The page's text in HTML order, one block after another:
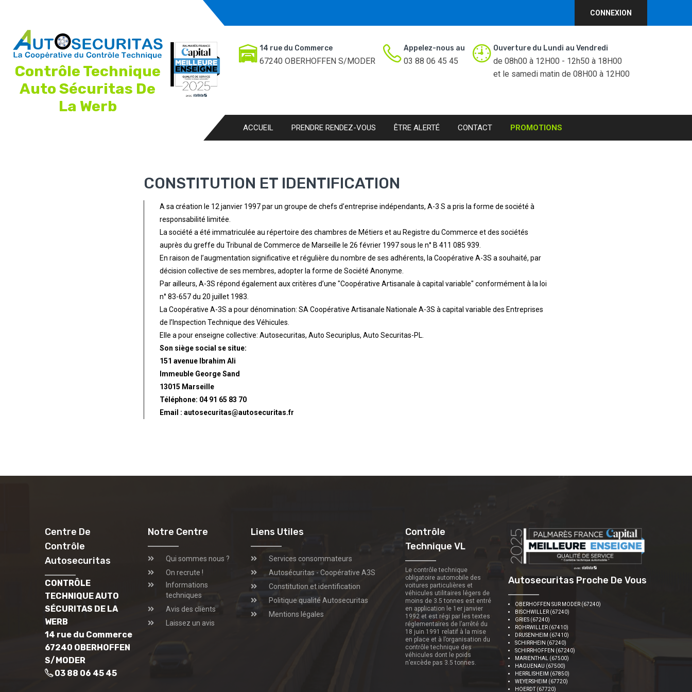
CONNEXION
Contrôle Technique
Auto Sécuritas De
La Werb
14 rue du Commerce
67240 OBERHOFFEN S/MODER
Appelez-nous au
03 88 06 45 45
Ouverture du Lundi au Vendredi
de 08h00 à 12H00 - 12h50 à 18H00
et le samedi matin de 08H00 à 12H00
ACCUEIL PRENDRE RENDEZ-VOUS ÊTRE ALERTÉ CONTACT PROMOTIONS
CONSTITUTION ET IDENTIFICATION
A sa création le 12 janvier 1997 par un groupe de chefs d’entreprise indépendants, A-3 S a pris la forme de société à
responsabilité limitée.
La société a été immatriculée au répertoire des chambres de Métiers et au Registre du Commerce et des sociétés
auprès du greffe du Tribunal de Commerce de Marseille le 26 février 1997 sous le n° B 411 085 939.
En raison de l’augmentation significative et régulière du nombre de ses adhérents, la Coopérative A-3S a souhaité, par
décision collective de ses membres, adopter la forme de Société Anonyme.
Par ailleurs, A-3S répond également aux critères d’une "Coopérative Artisanale à capital variable" conformément à la loi
n° 83-657 du 20 juillet 1983.
La Coopérative A-3S a pour dénomination: SA Coopérative Artisanale Nationale A-3S à capital variable des Entreprises
de l’Inspection Technique des Véhicules.
Elle a pour enseigne collective: Autosecuritas, Auto Securiplus, Auto Securitas-PL.
Son siège social se situe:
151 avenue Ibrahim Ali
Immeuble George Sand
13015 Marseille
Téléphone: 04 91 65 83 70
Email : autosecuritas@autosecuritas.fr
Centre De
Contrôle
Autosecuritas
CONTRÔLE
TECHNIQUE AUTO
SÉCURITAS DE LA
WERB
14 rue du Commerce
67240 OBERHOFFEN
S/MODER
03 88 06 45 45
Notre Centre
Qui sommes nous ?
On recrute !
Informations
techniques
Avis des clients
Laissez un avis
Liens Utiles
Services consommateurs
Autosécuritas - Coopérative A3S
Constitution et identification
Politique qualité Autosecuritas
Mentions légales
Contrôle
Technique VL
Le contrôle technique
obligatoire automobile des
voitures particulières et
véhicules utilitaires légers de
moins de 3.5 tonnes est entré
en application le 1er janvier
1992 et est régi par les textes
réglementaires de l’arrêté du
18 juin 1991 relatif à la mise
en place et à l’organisation du
contrôle technique des
véhicules dont le poids
n’excède pas 3.5 tonnes.
Autosecuritas Proche De Vous
OBERHOFFEN SUR MODER (67240)
BISCHWILLER (67240)
GRIES (67240)
ROHRWILLER (67410)
DRUSENHEIM (67410)
SCHIRRHEIN (67240)
SCHIRRHOFFEN (67240)
MARIENTHAL (67500)
HAGUENAU (67500)
HERRLISHEIM (67850)
WEYERSHEIM (67720)
HOERDT (67720)